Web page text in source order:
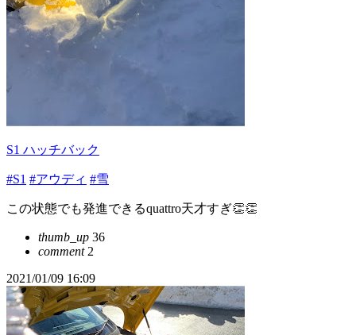
S1 ハッチバック
#S1 #アウディ #雪
この状態でも発進できるquattro天才すぎ👏👏
thumb_up 36
comment2
2021/01/09 16:09